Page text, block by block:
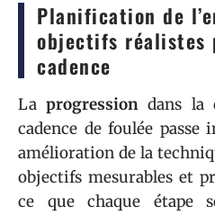
Planification de
objectifs réalistes
cadence
Laprogression dans la
cadence de foulée
amélioration de la
objectifs mesurables et
ce que chaque étape